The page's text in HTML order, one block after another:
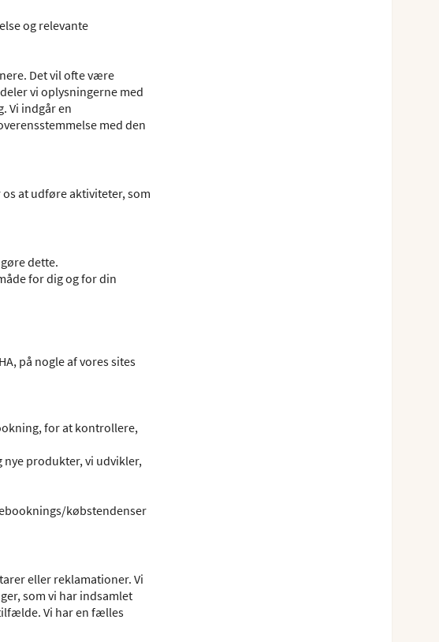
og relevante
Det vil ofte være
vi oplysningerne med
Vi indgår en
med den
at udføre aktiviteter, som
dette.
for dig og for din
på nogle af vores sites
for at kontrollere,
produkter, vi udvikler,
købstendenser
eller reklamationer. Vi
som vi har indsamlet
Vi har en fælles